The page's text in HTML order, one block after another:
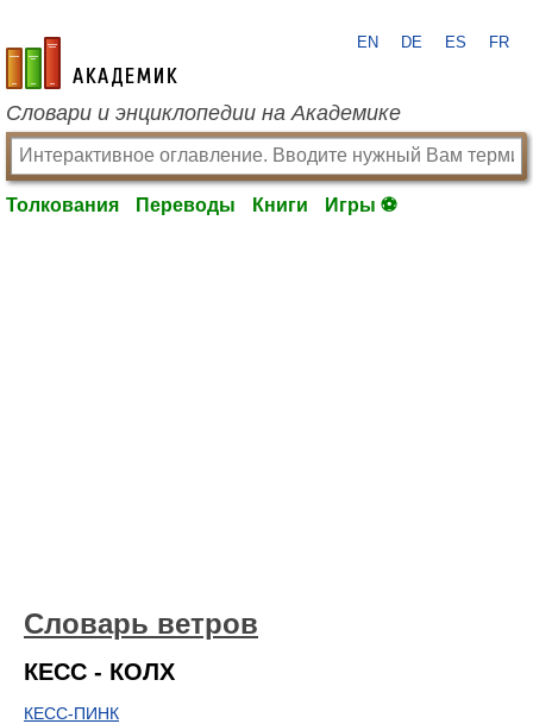
academic.ru
EN DE ES FR
Словари и энциклопедии на Академике
Толкования Переводы Книги Игры ⚽
Словарь ветров
КЕСС - КОЛХ
КЕСС-ПИНК